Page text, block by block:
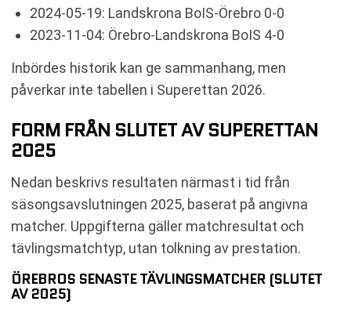
2024-05-19: Landskrona BoIS-Örebro 0-0
2023-11-04: Örebro-Landskrona BoIS 4-0
Inbördes historik kan ge sammanhang, men
påverkar inte tabellen i Superettan 2026.
FORM FRÅN SLUTET AV SUPERETTAN
2025
Nedan beskrivs resultaten närmast i tid från
säsongsavslutningen 2025, baserat på angivna
matcher. Uppgifterna gäller matchresultat och
tävlingsmatchtyp, utan tolkning av prestation.
ÖREBROS SENASTE TÄVLINGSMATCHER (SLUTET
AV 2025)